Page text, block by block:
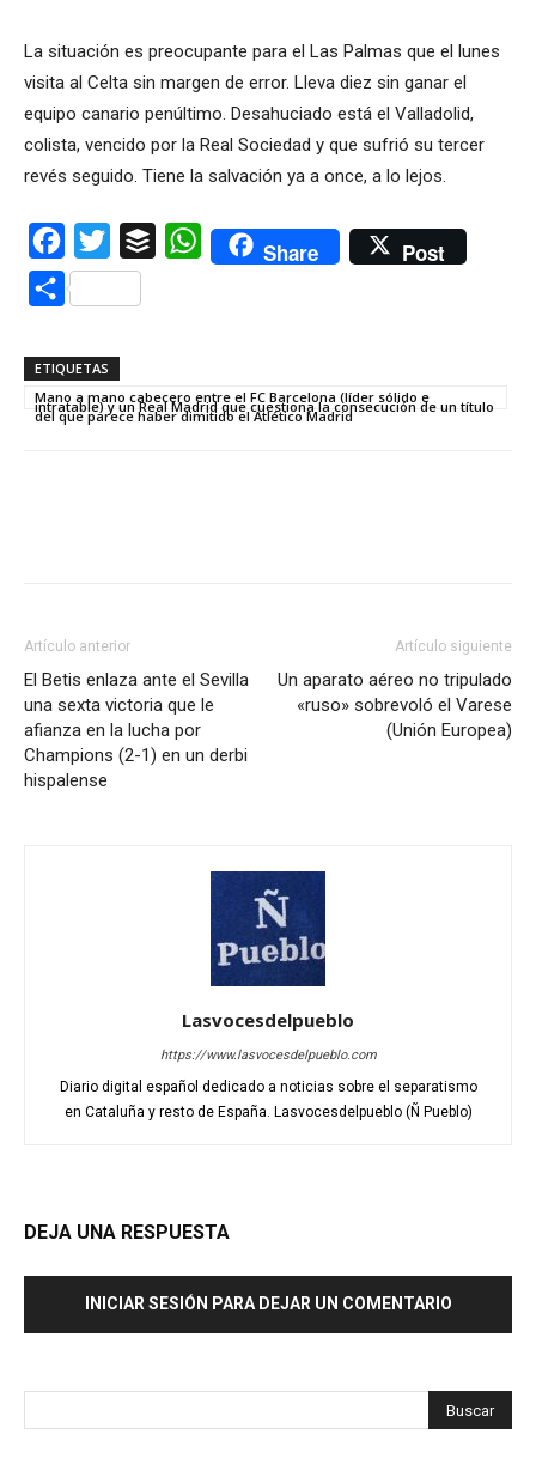
La situación es preocupante para el Las Palmas que el lunes
visita al Celta sin margen de error. Lleva diez sin ganar el
equipo canario penúltimo. Desahuciado está el Valladolid,
colista, vencido por la Real Sociedad y que sufrió su tercer
revés seguido. Tiene la salvación ya a once, a lo lejos.
Facebook
Twitter Buffer WhatsAppShare Post
Compartir
ETIQUETAS
Mano a mano cabecero entre el FC Barcelona (líder sólido e
intratable) y un Real Madrid que cuestiona la consecución de un título
del que parece haber dimitido el Atlético Madrid
Artículo anterior
El Betis enlaza ante el Sevilla
una sexta victoria que le
afianza en la lucha por
Champions (2-1) en un derbi
hispalense
Artículo siguiente
Un aparato aéreo no tripulado
«ruso» sobrevoló el Varese
(Unión Europea)
Lasvocesdelpueblo
https://www.lasvocesdelpueblo.com
Diario digital español dedicado a noticias sobre el separatismo
en Cataluña y resto de España. Lasvocesdelpueblo (Ñ Pueblo)
DEJA UNA RESPUESTA
INICIAR SESIÓN PARA DEJAR UN COMENTARIO